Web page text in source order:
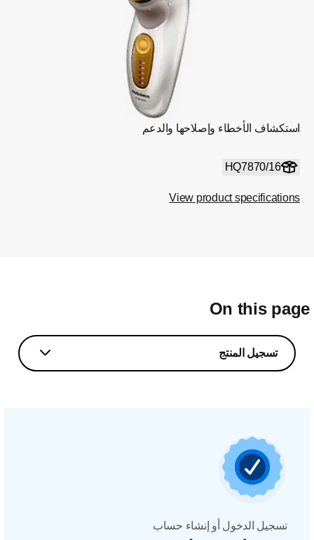
استكشاف الأخطاء وإصلاحها والدعم
HQ7870/16
View product specifications
On this
تسجيل المنتج
تسجيل الدخول أو إنشاء حساب